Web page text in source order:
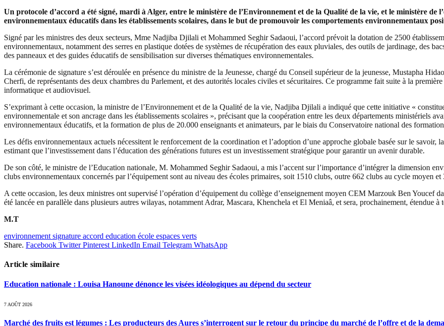
Un protocole d’accord a été signé, mardi à Alger, entre le ministère de l’Environnement et de la Qualité de la vie, et le ministère de
environnementaux éducatifs dans les établissements scolaires, dans le but de promouvoir les comportements environnementaux
Signé par les ministres des deux secteurs, Mme Nadjiba Djilali et Mohammed Seghir Sadaoui, l’accord prévoit la dotation de 2500
environnementaux, notamment des serres en plastique dotées de systèmes de récupération des eaux pluviales, des outils de jardinage, des
des panneaux et des guides éducatifs de sensibilisation sur diverses thématiques environnementales.
La cérémonie de signature s’est déroulée en présence du ministre de la Jeunesse, chargé du Conseil supérieur de la jeunesse, Mustapha
Cherfi, de représentants des deux chambres du Parlement, et des autorités locales civiles et sécuritaires. Ce programme fait suite à la
informatique et audiovisuel.
S’exprimant à cette occasion, la ministre de l’Environnement et de la Qualité de la vie, Nadjiba Djilali a indiqué que cette initiative «
environnementale et son ancrage dans les établissements scolaires », précisant que la coopération entre les deux départements ministériels
environnementaux éducatifs, et la formation de plus de 20.000 enseignants et animateurs, par le biais du Conservatoire national des
Les défis environnementaux actuels nécessitent le renforcement de la coordination et l’adoption d’une approche globale basée sur le savoir,
estimant que l’investissement dans l’éducation des générations futures est un investissement stratégique pour garantir un avenir durable.
De son côté, le ministre de l’Education nationale, M. Mohammed Seghir Sadaoui, a mis l’accent sur l’importance d’intégrer la dimension
clubs environnementaux concernés par l’équipement sont au niveau des écoles primaires, soit 1510 clubs, outre 662 clubs au cycle moyen
A cette occasion, les deux ministres ont supervisé l’opération d’équipement du collège d’enseignement moyen CEM Marzouk Ben Youcef
été lancée en parallèle dans plusieurs autres wilayas, notamment Adrar, Mascara, Khenchela et El Meniaâ, et sera, prochainement, étendue à
M.T
environnement signature accord education école espaces verts
Share. Facebook Twitter Pinterest LinkedIn Email Telegram WhatsApp
Article similaire
Education nationale : Louisa Hanoune dénonce les visées idéologiques au dépend du secteur
7 AOÛT 2026
Marché des fruits est légumes : Les producteurs des Aures s’interrogent sur le retour du principe du marché de l’offre et de la